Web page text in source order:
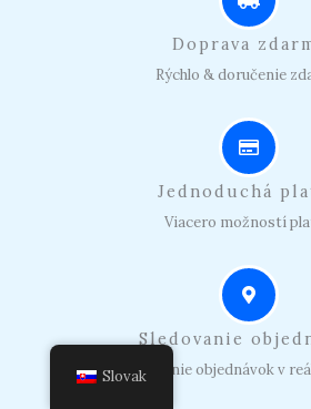
Doprava
Rýchlo & doručenie
Jednoduchá
Viacero možností
Sledovanie
Sledovanie objednávok v
Slovak